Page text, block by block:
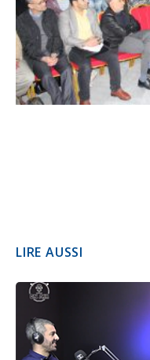
LIRE AUSSI